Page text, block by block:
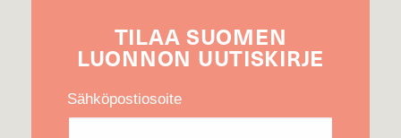
TILAA SUOMEN
LUONNON UUTIS­KIRJE
Sähköpostiosoite